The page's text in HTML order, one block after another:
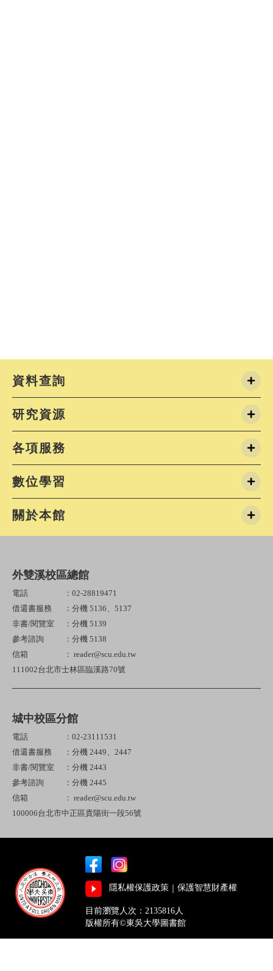
資料查詢
研究資源
各項服務
數位學習
關於本館
外雙溪校區總館
電話
：02-28819471
借還書服務
：分機 5136、5137
非書/閱覽室
：分機 5139
參考諮詢
：分機 5138
信箱
： reader@scu.edu.tw
111002台北市士林區臨溪路70號
城中校區分館
電話
：02-23111531
借還書服務
：分機 2449、2447
非書/閱覽室
：分機 2443
參考諮詢
：分機 2445
信箱
： reader@scu.edu.tw
100006台北市中正區貴陽街一段56號
隱私權保護政策 ｜保護智慧財產權
目前瀏覽人次：2135816人
版權所有©東吳大學圖書館